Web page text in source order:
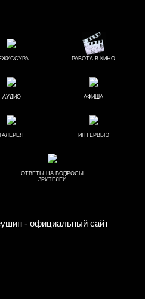
РАБОТА В КИНО
АУДИО АФИША
ГАЛЕРЕЯ ИНТЕРВЬЮ
ОТВЕТЫ НА ВОПРОСЫ
ЗРИТЕЛЕЙ
- официальный сайт